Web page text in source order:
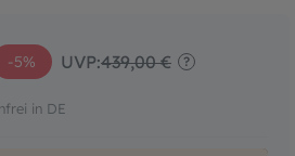
-5% UVP:439,00 € ?
in DE